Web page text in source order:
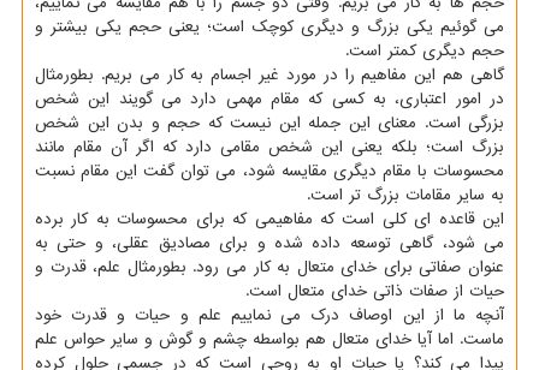
می گوئیم یکی بزرگ و دیگری کوچک است؛ یعنی حجم یکی بیشتر و
حجم دیگری کمتر است.
گاهی هم این مفاهیم را در مورد غیر اجسام به کار می بریم. بطورمثال
در امور اعتباری، به کسی که مقام مهمی دارد می گویند این شخص
بزرگی است. معنای این جمله این نیست که حجم و بدن این شخص
بزرگ است؛ بلکه یعنی این شخص مقامی دارد که اگر آن مقام مانند
محسوسات با مقام دیگری مقایسه شود، می توان گفت این مقام نسبت
به سایر مقامات بزرگ تر است.
این قاعده ای کلی است که مفاهیمی که برای محسوسات به کار برده
می شود، گاهی توسعه داده شده و برای مصادیق عقلی، و حتی به
عنوان صفاتی برای خدای متعال به کار می رود. بطورمثال علم، قدرت و
حیات از صفات ذاتی خدای متعال است.
آنچه ما از این اوصاف درک می نماییم علم و حیات و قدرت خود
ماست. اما آیا خدای متعال هم بواسطه چشم و گوش و سایر حواس علم
پیدا می کند؟ یا حیات او به روحی است که در جسمی حلول کرده